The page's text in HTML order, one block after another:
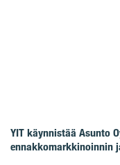
YIT käynnistää Asunto
ennakkomarkkinoinnin